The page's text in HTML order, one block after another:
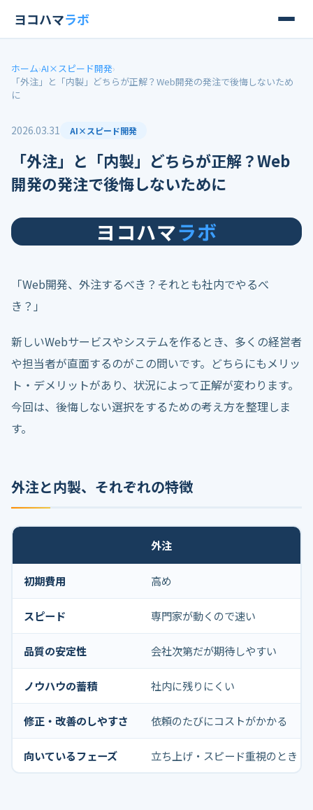
ヨコハマラボ
ホーム›AI×スピード開発›
「外注」と「内製」どちらが正解？Web開発の発注で後悔しないため
に
2026.03.31 AI×スピード開発
「外注」と「内製」どちらが正解？Web
開発の発注で後悔しないために
ヨコハマラボ
「Web開発、外注するべき？それとも社内でやるべ
き？」
新しいWebサービスやシステムを作るとき、多くの経営者
や担当者が直面するのがこの問いです。どちらにもメリッ
ト・デメリットがあり、状況によって正解が変わります。
今回は、後悔しない選択をするための考え方を整理しま
す。
外注と内製、それぞれの特徴
外注
初期費用 高め
スピード 専門家が動くので速い
品質の安定性 会社次第だが期待しやすい
ノウハウの蓄積 社内に残りにくい
修正・改善のしやすさ 依頼のたびにコストがかかる
向いているフェーズ 立ち上げ・スピード重視のとき